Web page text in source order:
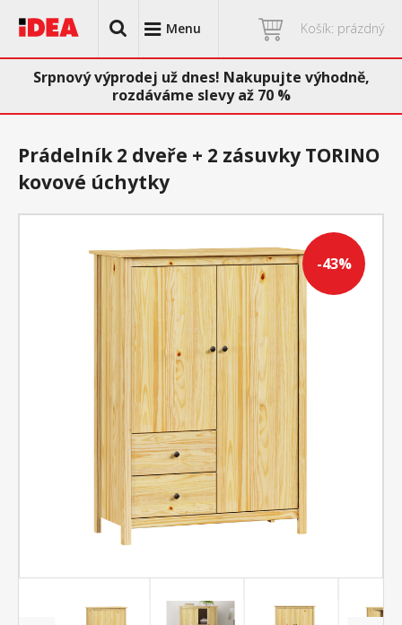
Menu Košík: prázdný
Srpnový výprodej už dnes! Nakupujte výhodně,
rozdáváme slevy až 70 %
-43%
Prádelník 2 dveře + 2 zásuvky TORINO
kovové úchytky